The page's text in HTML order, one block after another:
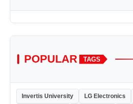
POPULAR TAGS
Invertis University LG Electronics